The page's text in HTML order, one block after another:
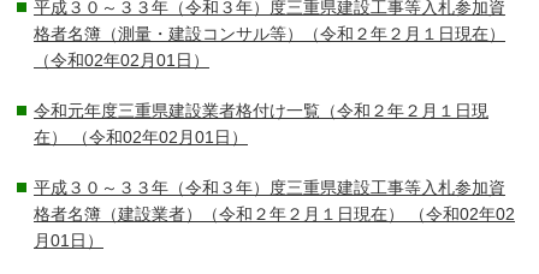
平成３０～３３年（令和３年）度三重県建設工事等入札参加資
格者名簿（測量・建設コンサル等）（令和２年２月１日現在）
（令和02年02月01日）
令和元年度三重県建設業者格付け一覧（令和２年２月１日現
在）
（令和02年02月01日）
平成３０～３３年（令和３年）度三重県建設工事等入札参加資
格者名簿（建設業者）（令和２年２月１日現在）
（令和02年02
月01日）